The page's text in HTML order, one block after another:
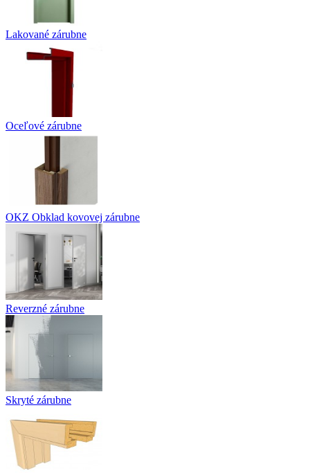
Lakované zárubne
Oceľové zárubne
OKZ Obklad kovovej zárubne
Reverzné zárubne
Skryté zárubne